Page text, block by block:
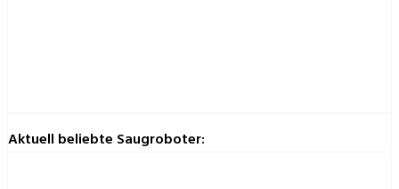
Aktuell beliebte Saugroboter: